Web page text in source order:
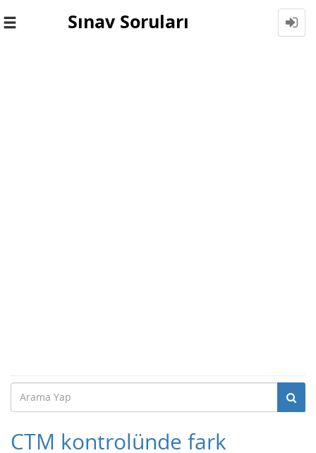
Toggle
Sınav Soruları
CTM kontrolünde fark